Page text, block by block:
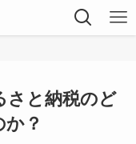
さと納税のど
？